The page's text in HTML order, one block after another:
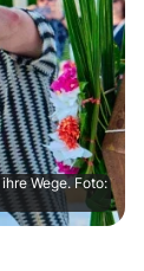
Wege. Foto: